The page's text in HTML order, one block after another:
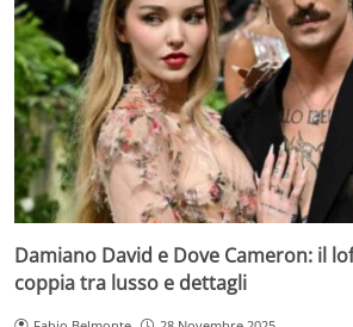
Damiano David e Dove Cameron: il
coppia tra lusso e dettagli